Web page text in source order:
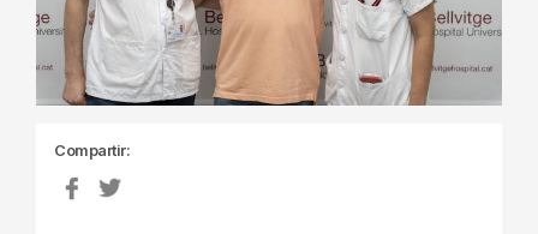
Compartir: